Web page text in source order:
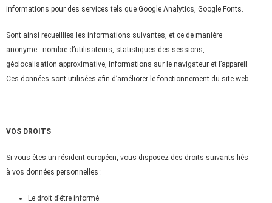
informations pour des services tels que Google Analytics, Google Fonts.
Sont ainsi recueillies les informations suivantes, et ce de manière
anonyme : nombre d’utilisateurs, statistiques des sessions,
géolocalisation approximative, informations sur le navigateur et l’appareil.
Ces données sont utilisées afin d’améliorer le fonctionnement du site web.
VOS DROITS
Si vous êtes un résident européen, vous disposez des droits suivants liés
à vos données personnelles :
Le droit d’être informé.